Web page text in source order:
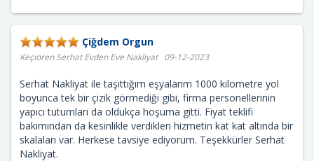
Çiğdem Orgun
Keçiören Serhat Evden Eve Nakliyat 09-12-2023
Serhat Nakliyat ile taşıttığım eşyalarım 1000 kilometre yol
boyunca tek bir çizik görmediği gibi, firma personellerinin
yapıcı tutumları da oldukça hoşuma gitti. Fiyat teklifi
bakımından da kesinlikle verdikleri hizmetin kat kat altında bir
skalaları var. Herkese tavsiye ediyorum. Teşekkürler Serhat
Nakliyat.